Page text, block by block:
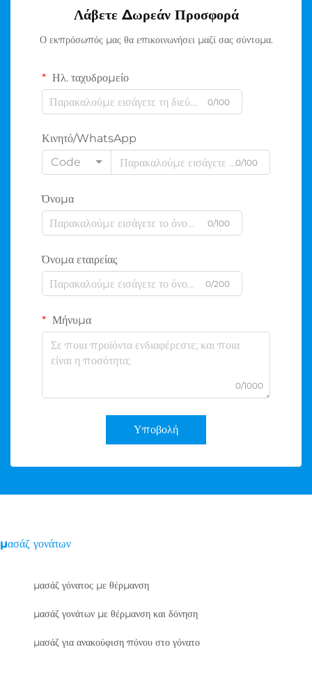
Λάβετε Δωρεάν Προσφορά
Ο εκπρόσωπός μας θα επικοινωνήσει μαζί σας σύντομα.
Ηλ. ταχυδρομείο
0/100
Κινητό/WhatsApp
Code
0/100
Όνομα
0/100
Όνομα εταιρείας
0/200
Μήνυμα
0/1000
Υποβολή
μασάζ γονάτων
μασάζ γόνατος με θέρμανση
μασάζ γονάτων με θέρμανση και δόνηση
μασάζ για ανακούφιση πόνου στο γόνατο